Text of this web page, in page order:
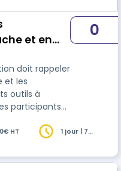
et en
doit rappeler
et les
outils à
participants
coût des
0
HT
1 jour | 7